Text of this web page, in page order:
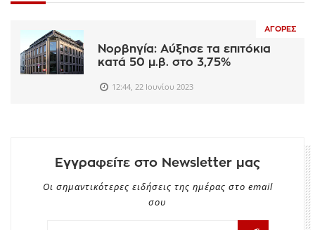
ΑΓΟΡΈΣ
Νορβηγία: Αύξησε τα επιτόκια
κατά 50 μ.β. στο 3,75%
12:44, 22 Ιουνίου 2023
Εγγραφείτε στο Newsletter μας
Οι σημαντικότερες ειδήσεις της ημέρας στο email
σου